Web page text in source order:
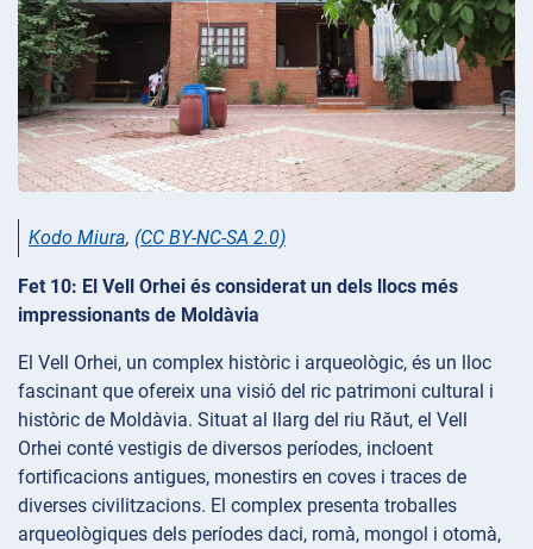
Kodo Miura, (CC BY-NC-SA 2.0)
Fet 10: El Vell Orhei és considerat un dels llocs més
impressionants de Moldàvia
El Vell Orhei, un complex històric i arqueològic, és un lloc
fascinant que ofereix una visió del ric patrimoni cultural i
històric de Moldàvia. Situat al llarg del riu Răut, el Vell
Orhei conté vestigis de diversos períodes, incloent
fortificacions antigues, monestirs en coves i traces de
diverses civilitzacions. El complex presenta troballes
arqueològiques dels períodes daci, romà, mongol i otomà,